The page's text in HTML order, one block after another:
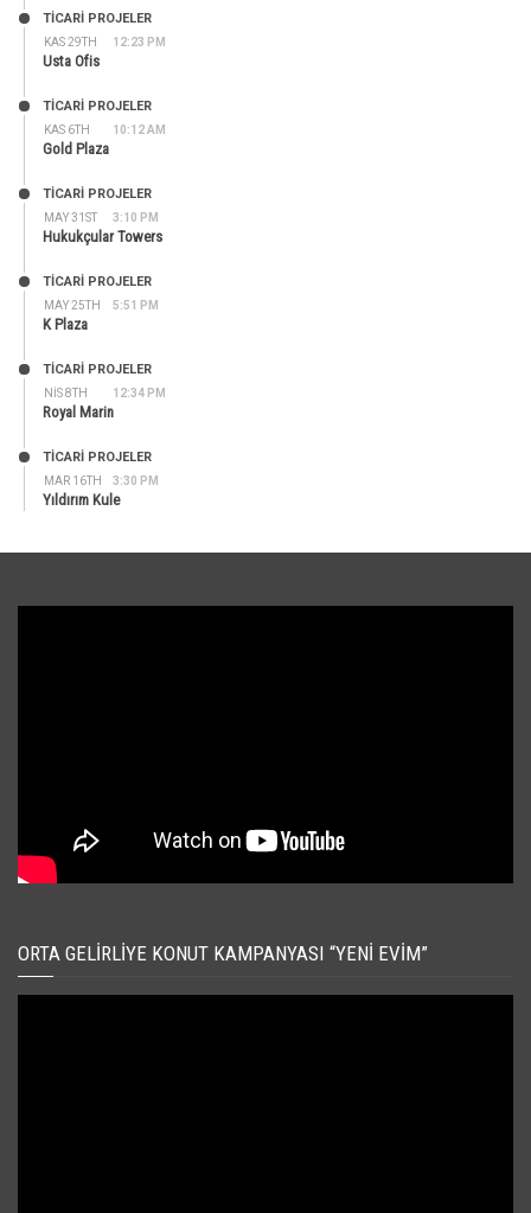
KAS 29TH 12:23 PM
TİCARİ PROJELER
Usta Ofis
KAS 6TH 10:12 AM
TİCARİ PROJELER
Gold Plaza
MAY 31ST 3:10 PM
TİCARİ PROJELER
Hukukçular Towers
MAY 25TH 5:51 PM
TİCARİ PROJELER
K Plaza
NIS 8TH 12:34 PM
TİCARİ PROJELER
Royal Marin
MAR 16TH 3:30 PM
TİCARİ PROJELER
Yıldırım Kule
ORTA GELIRLIYE KONUT KAMPANYASI “YENI EVIM”